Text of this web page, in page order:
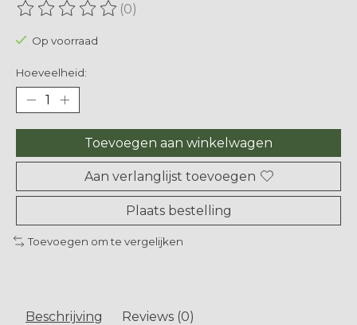
De beoordeling van dit product is
(0)
Op voorraad
Hoeveelheid:
Toevoegen aan winkelwagen
Aan verlanglijst toevoegen
Plaats bestelling
Toevoegen om te vergelijken
Beschrijving Reviews (0)